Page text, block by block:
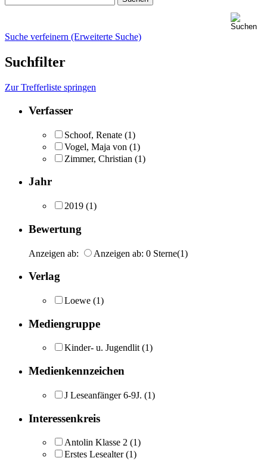
Suche verfeinern (Erweiterte Suche)
Suchfilter
Zur Trefferliste springen
Verfasser
Schoof, Renate (1)
Vogel, Maja von (1)
Zimmer, Christian (1)
Jahr
2019 (1)
Bewertung
Anzeigen ab: Anzeigen ab: 0 Sterne(1)
Verlag
Loewe (1)
Mediengruppe
Kinder- u. Jugendlit (1)
Medienkennzeichen
J Leseanfänger 6-9J. (1)
Interessenkreis
Antolin Klasse 2 (1)
Erstes Lesealter (1)